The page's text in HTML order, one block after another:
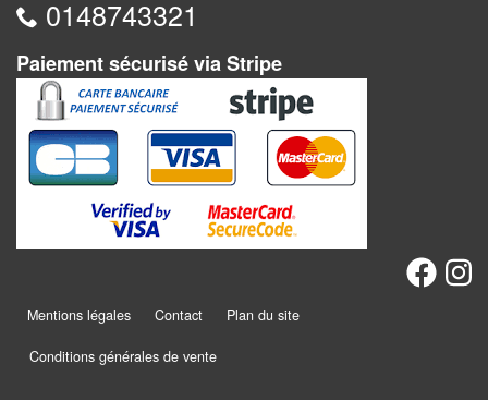
têtes
Accessoires
Backgammon
traditionnels
Jeu
0148743321
Paiement sécurisé via Stripe
Mentions légales Contact Plan du site
Conditions générales de vente